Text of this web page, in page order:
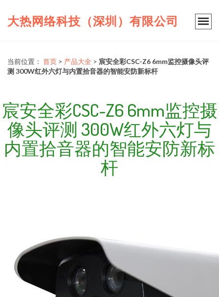
大热网络科技（深圳）有限公司
当前位置： 首页 > 产品大全 > 宸安全彩CSC-Z6 6mm监控摄像头评
测 300W红外六灯与内置拾音器的智能安防新标杆
宸安全彩CSC-Z6 6mm监控摄
像头评测 300W红外六灯与
内置拾音器的智能安防新标
杆